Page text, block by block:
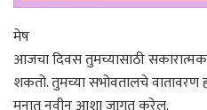
मेष
आजचा दिवस तुमच्यासाठी
शकतो. तुमच्या सभोवतालचे